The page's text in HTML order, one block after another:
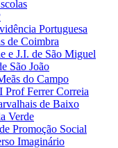
Portuguesa
de Coimbra
e J.I. de São Miguel
São João
do Campo
Prof Ferrer Correia
de Baixo
Verde
Promoção Social
Imaginário